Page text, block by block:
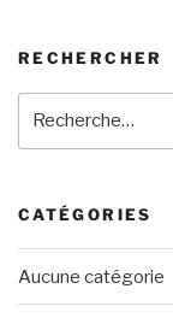
RECHERCHER
CATÉGORIES
Aucune catégorie